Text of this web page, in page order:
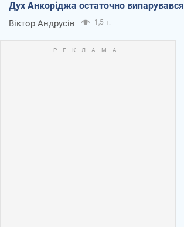
Дух Анкоріджа остаточно випарувався
Віктор Андрусів 1,5 т.